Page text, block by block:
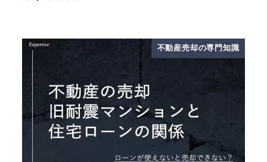
不動産売却の専門知識